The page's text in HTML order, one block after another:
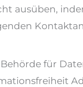
ausüben,
für